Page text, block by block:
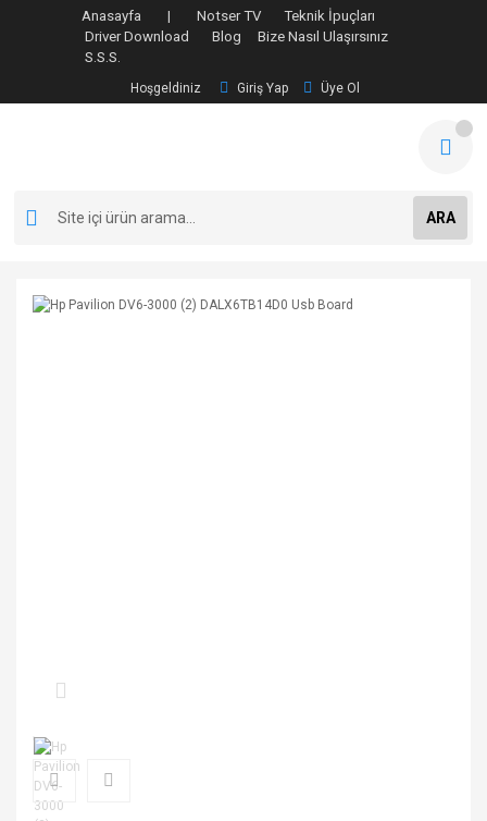
Anasayfa | Notser TV
Teknik İpuçları
Driver Download
Blog
Bize Nasıl Ulaşırsınız
S.S.S.
Hoşgeldiniz Giriş Yap Üye Ol
ARA